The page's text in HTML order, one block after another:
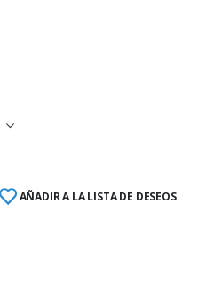
AÑADIR A LA LISTA DE DESEOS